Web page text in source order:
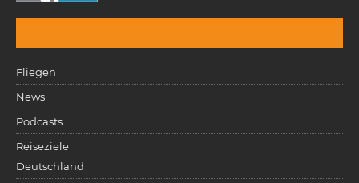
Fliegen
News
Podcasts
Reiseziele
Deutschland